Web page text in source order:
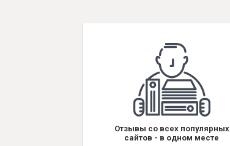
Отзывы со всех популярных
сайтов - в одном месте